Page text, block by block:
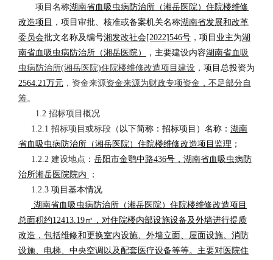
项目名称湖南省血吸虫病防治所（湘岳医院）住院楼维修
改造项目 ， 项目审批、核准或备案机关名称湖南省发展和改革
委员会批文名称及编号湘发改社会[2022]546号 ，项目业主为湖
南省血吸虫病防治所（湘岳医院）
，主要建设内容湖南省血吸
虫病防治所(湘岳医院)住院楼维修改造项目建设 ， 项目总投资为
2564.21万元 ，资金来源资金来源为财政专项资金，不足部分自
筹。
1.2 招标项目概况
1.2.1 招标项目或标段（ 以下简称：招标项目）名称： 湖南
省血吸虫病防治所（湘岳医院）住院楼维修改造项目监理 ；
1.2.2 建设地点 ： 岳阳市金鹗中路436号，湖南省血吸虫病防
治所湘岳医院院内
；
1.2.3 项目基本情况
湖南省血吸虫病防治所（湘岳医院）住院楼维修改造项目
总面积约12413.19㎡，对住院楼内部设施设备及外墙进行提质
改造，包括维修和更换室内设施、外墙立面、屋面设施、消防
设施、电梯、中央空调以及配套医疗设备等等。主要对医院住